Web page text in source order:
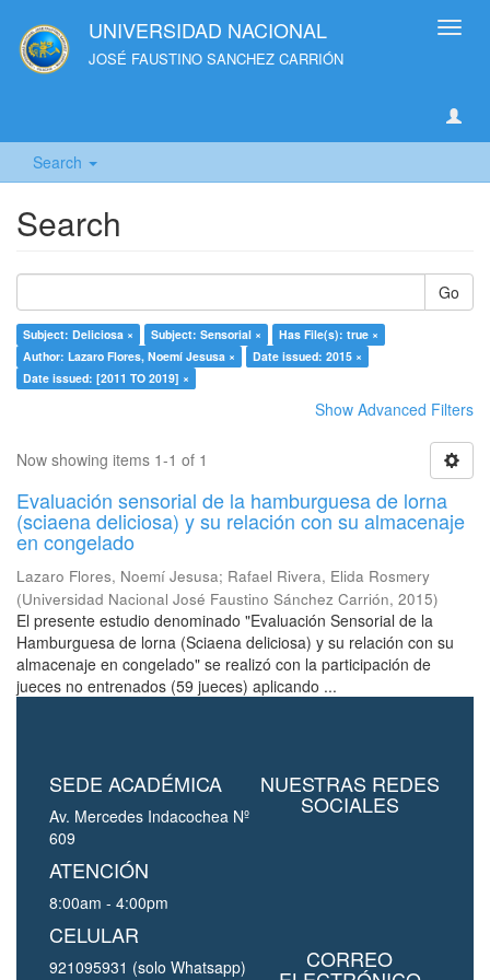
UNIVERSIDAD NACIONAL
JOSÉ FAUSTINO SANCHEZ CARRIÓN
Search
Search
Go
Subject: Deliciosa × Subject: Sensorial ×
Has File(s): true ×
Author: Lazaro Flores, Noemí Jesusa ×
Date issued: 2015 ×
Date issued: [2011 TO 2019] ×
Show Advanced Filters
Now showing items 1-1 of 1
Evaluación sensorial de la hamburguesa de lorna
(sciaena deliciosa) y su relación con su almacenaje
en congelado
Lazaro Flores, Noemí Jesusa; Rafael Rivera, Elida Rosmery
(Universidad Nacional José Faustino Sánchez Carrión, 2015)
El presente estudio denominado "Evaluación Sensorial de la
Hamburguesa de lorna (Sciaena deliciosa) y su relación con su
almacenaje en congelado" se realizó con la participación de
jueces no entrenados (59 jueces) aplicando ...
SEDE ACADÉMICA
Av. Mercedes Indacochea Nº
609
ATENCIÓN
8:00am - 4:00pm
CELULAR
921095931 (solo Whatsapp)
NUESTRAS REDES
SOCIALES
CORREO